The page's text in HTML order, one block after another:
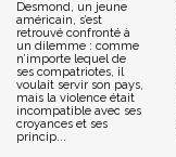
Desmond, un jeune
américain, s’est
retrouvé confronté à
un dilemme : comme
n’importe lequel de
ses compatriotes, il
voulait servir son pays,
mais la violence était
incompatible avec ses
croyances et ses
princip...